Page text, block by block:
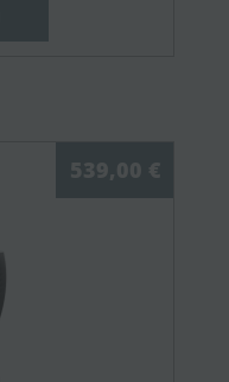
539,00 €